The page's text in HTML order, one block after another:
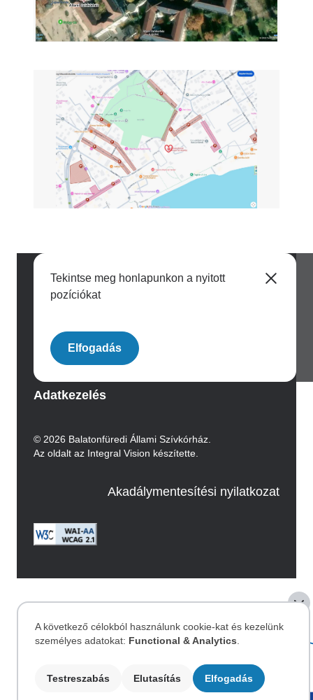
Tekintse meg honlapunkon a nyitott
pozíciókat
Elfogadás
Archívum
Adatkezelés
© 2026 Balatonfüredi Állami Szívkórház.
Az oldalt az Integral Vision készítette.
Akadálymentesítési nyilatkozat
Image
A következő célokból használunk cookie-kat és kezelünk
személyes adatokat: Functional & Analytics
Testreszabás Elutasítás Elfogadás